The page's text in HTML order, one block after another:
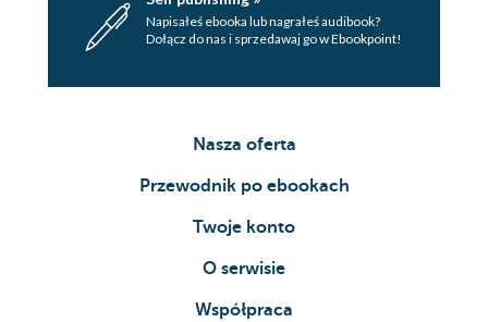
Napisałeś ebooka lub nagrałeś audibook?
Dołącz do nas i sprzedawaj go w Ebookpoint!
Nasza oferta
Przewodnik po ebookach
Twoje konto
O serwisie
Współpraca